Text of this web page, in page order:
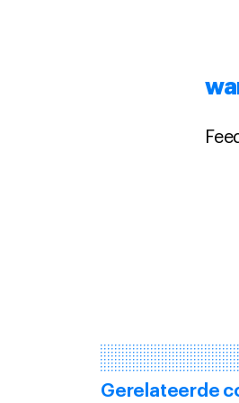
Gerelateerde